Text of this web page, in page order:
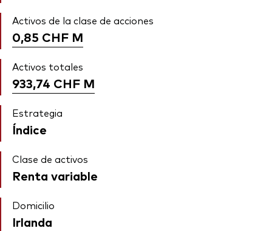
Activos de la clase de acciones
0,85 CHF M
Activos totales
933,74 CHF M
Estrategia
Índice
Clase de activos
Renta variable
Domicilio
Irlanda